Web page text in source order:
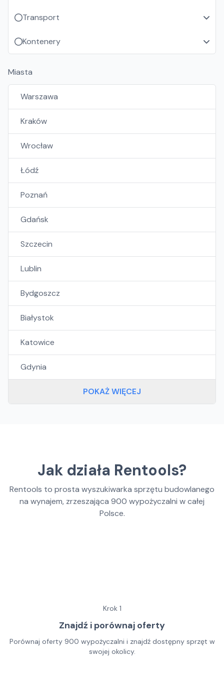
Transport
Kontenery
Miasta
Warszawa
Kraków
Wrocław
Łódź
Poznań
Gdańsk
Szczecin
Lublin
Bydgoszcz
Białystok
Katowice
Gdynia
POKAŻ WIĘCEJ
Jak działa Rentools?
Rentools to prosta wyszukiwarka sprzętu budowlanego
na wynajem, zrzeszająca 900 wypożyczalni w całej
Polsce.
Krok 1
Znajdź i porównaj oferty
Porównaj oferty 900 wypożyczalni i znajdź dostępny sprzęt w
swojej okolicy.